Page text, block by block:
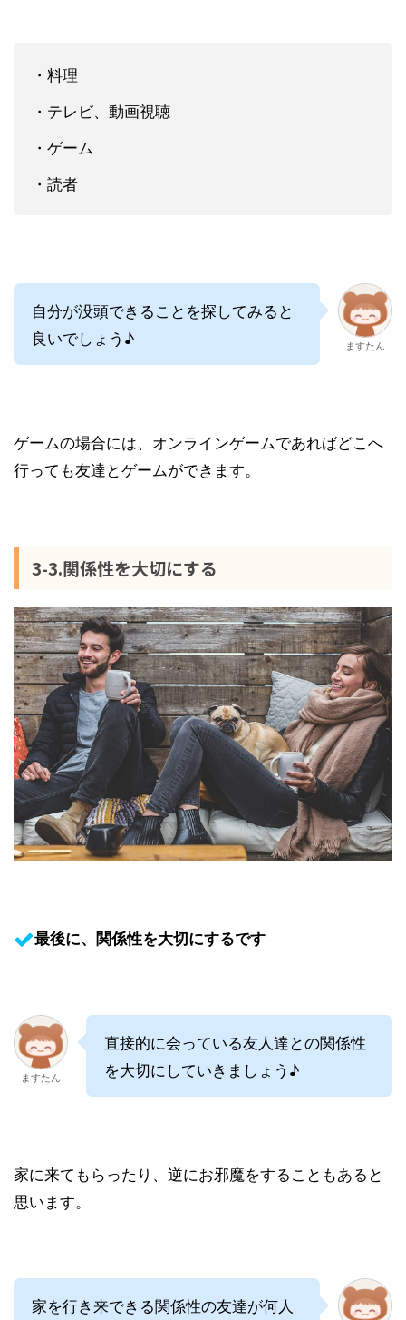
・料理
・テレビ、動画視聴
・ゲーム
・読者
自分が没頭できることを探してみると
良いでしょう♪
ますたん
ゲームの場合には、オンラインゲームであればどこへ
行っても友達とゲームができます。
3-3.関係性を大切にする
最後に、関係性を大切にするです
ますたん
直接的に会っている友人達との関係性
を大切にしていきましょう♪
家に来てもらったり、逆にお邪魔をすることもあると
思います。
家を行き来できる関係性の友達が何人